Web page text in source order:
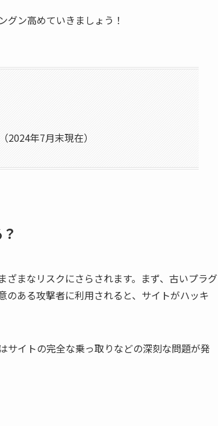
グン高めていきましょう！
年7月末現在）
まなリスクにさらされます。まず、 古いプラグ
のある攻撃者に利用されると、サイトがハッキ
サイトの完全な乗っ取りなどの深刻な問題が発